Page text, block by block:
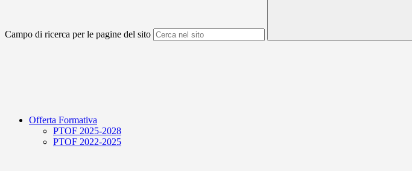
Campo di ricerca per le pagine del sito
Offerta Formativa
PTOF 2025-2028
PTOF 2022-2025